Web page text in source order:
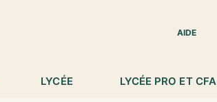
AIDE
LYCÉE LYCÉE PRO ET CFA